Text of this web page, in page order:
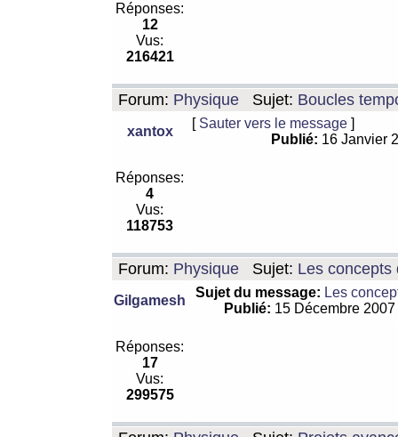
Réponses:
12
Vus:
216421
Forum: Physique Sujet: Boucles
xantox
[ Sauter vers le message ]
Publié: 16 Janvier
Réponses:
4
Vus:
118753
Forum: Physique Sujet: Les concepts
Gilgamesh
Sujet du message: Les
Publié: 15 Décembre
Réponses:
17
Vus:
299575